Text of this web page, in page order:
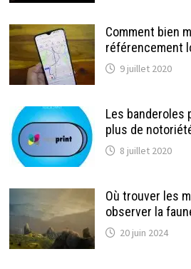
Comment bien
référencement
9 juillet 2020
Les banderoles
plus de
8 juillet 2020
Où trouver les
observer la
20 juin 2024